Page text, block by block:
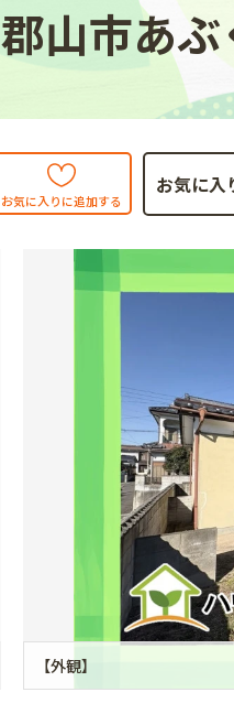
郡山市あ
お気に入りに追加する
お気に入
【外観】